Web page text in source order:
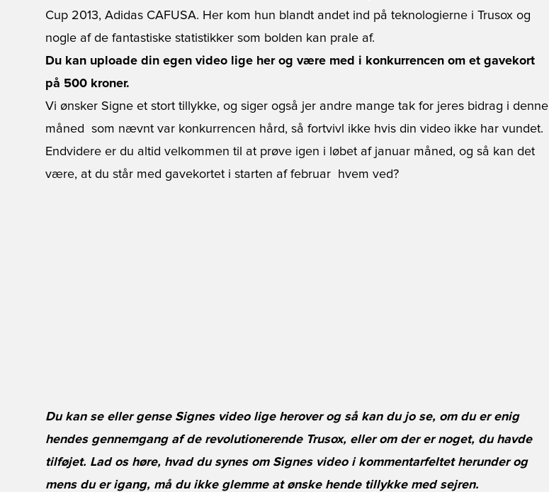
Cup 2013, Adidas CAFUSA. Her kom hun blandt andet ind på teknologierne i Trusox og
nogle af de fantastiske statistikker som bolden kan prale af.
Du kan uploade din egen video lige her og være med i konkurrencen om et gavekort
på 500 kroner.
Vi ønsker Signe et stort tillykke, og siger også jer andre mange tak for jeres bidrag i denne
måned  som nævnt var konkurrencen hård, så fortvivl ikke hvis din video ikke har vundet.
Endvidere er du altid velkommen til at prøve igen i løbet af januar måned, og så kan det
være, at du står med gavekortet i starten af februar  hvem ved?
Du kan se eller gense Signes video lige herover og så kan du jo se, om du er enig
hendes gennemgang af de revolutionerende Trusox, eller om der er noget, du havde
tilføjet. Lad os høre, hvad du synes om Signes video i kommentarfeltet herunder og
mens du er igang, må du ikke glemme at ønske hende tillykke med sejren.